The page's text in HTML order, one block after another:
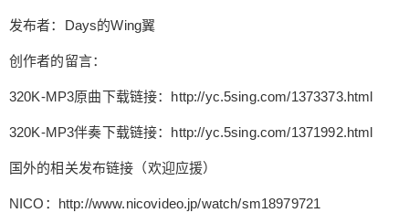
发布者：Days的Wing翼
创作者的留言：
320K-MP3原曲下载链接：http://yc.5sing.com/1373373.html
320K-MP3伴奏下载链接：http://yc.5sing.com/1371992.html
国外的相关发布链接（欢迎应援）
NICO：http://www.nicovideo.jp/watch/sm18979721
哩 发布者：Days的Wing翼 创作者的留言： 320K-
MP3原曲下载链接：http://yc.5sing.com/1373373.ht
ml 320K-MP3伴奏下载链接：http://yc.5sing.com/1
CO：http://www.nicovideo.jp/watch/sm18979721 Y
outube: http://www.youtube.com/watch?v=O81obki
8 歌词本 【Days】三月雨（重制版）- 洛天依 av36
4108 曲：wing翼 词：圣月樱泪 混音、母带：CuTT